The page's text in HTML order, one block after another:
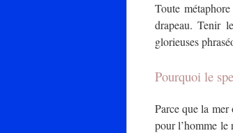
Toute
drapeau. Tenir
glorieuses
Pourquoi le
Parce que la
pour l’homme